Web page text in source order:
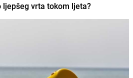
ljepšeg vrta tokom ljeta?